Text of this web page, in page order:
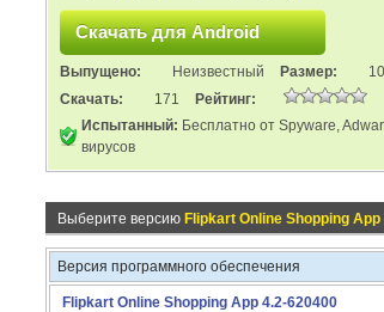
Выпущено: Неизвестный Размер:
Скачать:
171
Рейтинг:
Испытанный: Бесплатно от Spyware,
вирусов
Выберите версию Flipkart Online Shopping App
Версия программного обеспечения
Flipkart Online Shopping App 4.2-620400